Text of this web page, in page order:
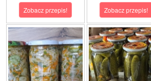
Zobacz przepis! Zobacz przepis!